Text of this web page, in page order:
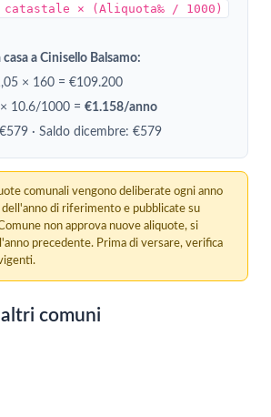
catastale × (Aliquota‰ / 1000)
a Cinisello Balsamo:
× 160 = €109.200
10.6/1000 = €1.158/anno
· Saldo dicembre: €579
comunali vengono deliberate ogni anno
di riferimento e pubblicate su
non approva nuove aliquote, si
precedente. Prima di versare, verifica
comuni